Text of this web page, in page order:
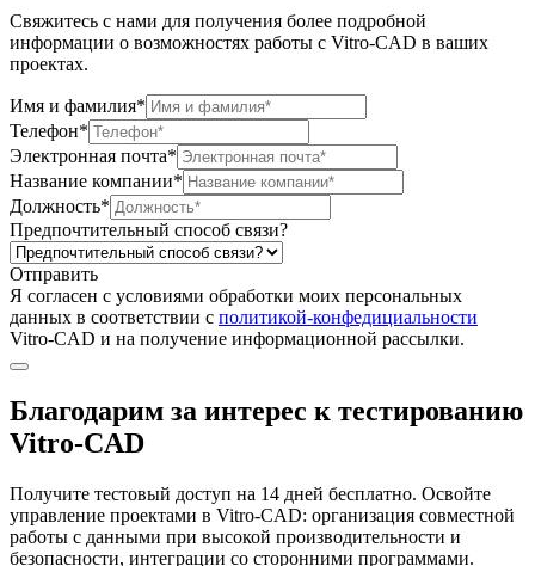
Свяжитесь с нами для получения более подробной
информации о возможностях работы с Vitro-CAD в ваших
проектах.
Имя и фамилия*
Телефон*
Электронная почта*
Название компании*
Должность*
Предпочтительный способ связи?
Отправить
Я согласен c условиями обработки моих персональных
данных в соответствии с политикой-конфедициальности
Vitro-CAD и на получение информационной рассылки.
Благодарим за интерес к тестированию
Vitro-CAD
Получите тестовый доступ на 14 дней бесплатно. Освойте
управление проектами в Vitro-CAD: организация совместной
работы с данными при высокой производительности и
безопасности, интеграции со сторонними программами.